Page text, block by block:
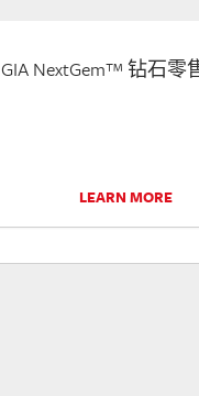
GIA NextGem™ 钻石零
LEARN MORE